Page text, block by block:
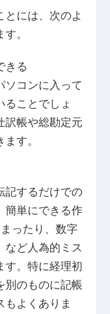
とには、次のよ
。
きる
ソコンに入って
ることでしょ
訳帳や総勘定元
す。
記するだけでの
簡単にできる作
ったり、数字
など人為的ミス
す。特に経理初
別のものに記帳
もよくありま